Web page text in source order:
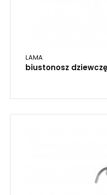
LAMA
biustonosz